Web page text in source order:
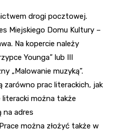
drogi pocztowej.
Miejskiego Domu Kultury –
Na kopercie należy
Younga” lub III
„Malowanie muzyką”.
zarówno prac literackich, jak
można także
na adres
można złożyć także w